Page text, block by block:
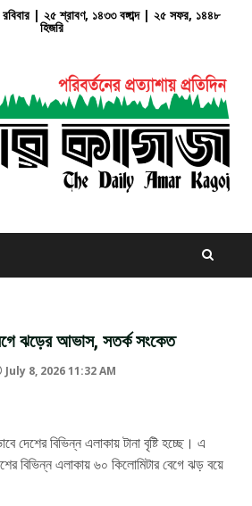
| ২৫ শ্রাবণ, ১৪৩৩ বঙ্গাব্দ | ২৫ সফর, ১৪৪৮
হিজরি
ঝড়ের আভাস, সতর্ক সংকেত
July 8, 2026 11:32 AM
দেশের বিভিন্ন এলাকায় টানা বৃষ্টি হচ্ছে। এ
বিভিন্ন এলাকায় ৬০ কিলোমিটার বেগে ঝড় বয়ে